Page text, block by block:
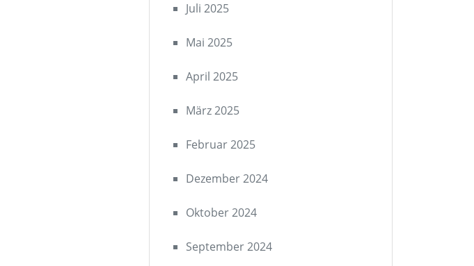
Juli 2025
Mai 2025
April 2025
März 2025
Februar 2025
Dezember 2024
Oktober 2024
September 2024